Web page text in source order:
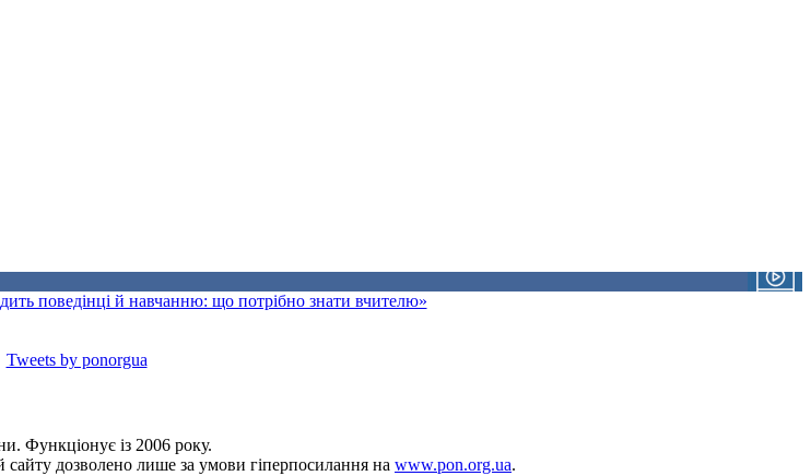
поведінці й навчанню: що потрібно знати вчителю»
Tweets by ponorgua
Функціонує із 2006 року.
сайту дозволено лише за умови гіперпосилання на www.pon.org.ua.